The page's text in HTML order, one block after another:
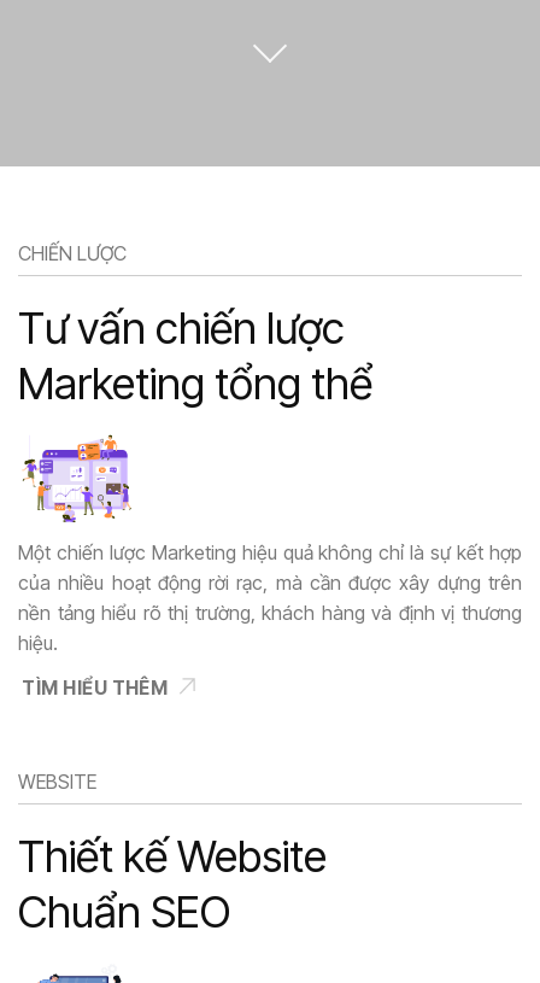
CHIẾN LƯỢC
Tư vấn chiến lược
Marketing tổng thể
Một chiến lược Marketing hiệu quả không chỉ là sự kết hợp
của nhiều hoạt động rời rạc, mà cần được xây dựng trên
nền tảng hiểu rõ thị trường, khách hàng và định vị thương
hiệu.
TÌM HIỂU THÊM
WEBSITE
Thiết kế Website
Chuẩn SEO